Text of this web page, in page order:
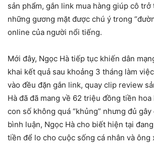
sản phẩm, gắn link mua hàng giúp cô
những gương mặt được chú ý trong
online của người nổi tiếng.
Mới đây, Ngọc Hà tiếp tục khiến dân
khai kết quả sau khoảng 3 tháng làm
vào đều đặn gắn link, quay clip review
Hà đã đã mang về 62 triệu đồng tiền
con số không quá “khủng” nhưng đủ
bình luận, Ngọc Hà cho biết hiện tại
tiền để lo cho cuộc sống cá nhân và ông